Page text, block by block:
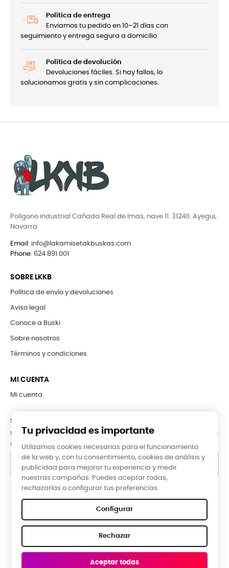
Política de entrega
Enviamos tu pedido en 10–21 días con
seguimiento y entrega segura a domicilio
Política de devolución
Devoluciones fáciles. Si hay fallos, lo
solucionamos gratis y sin complicaciones.
Polígono industrial Cañada Real de Imas, nave 11. 31240. Ayegui,
Navarra
Email : info@lakamisetakbuskas.com
Phone: 624 891 001
SOBRE LKKB
Política de envío y devoluciones
Aviso legal
Conoce a Buski
Sobre nosotros
Términos y condiciones
MI CUENTA
Mi cuenta
SUBCRÍBETE A LA NEWSLETTER
Puede darse de baja en cualquier momento. Para ello, consulte
nuestra información de contacto en el aviso legal.
Google Reviews
★★★★★
ROBERTO EG, hace 3 meses
Tu privacidad es importante
Utilizamos cookies necesarias para el funcionamiento
de la web y, con tu consentimiento, cookies de análisis y
publicidad para mejorar tu experiencia y medir
nuestras campañas. Puedes aceptar todas,
rechazarlas o configurar tus preferencias.
Configurar
Rechazar
Aceptar todas